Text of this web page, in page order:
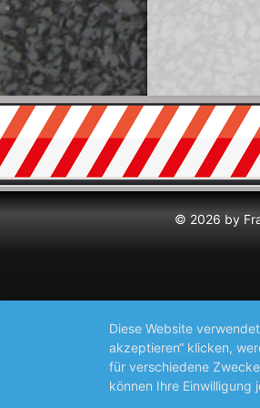
© 2026 by
Diese Website
akzeptieren“ klicken,
für verschiedene
können Ihre Einwilligung